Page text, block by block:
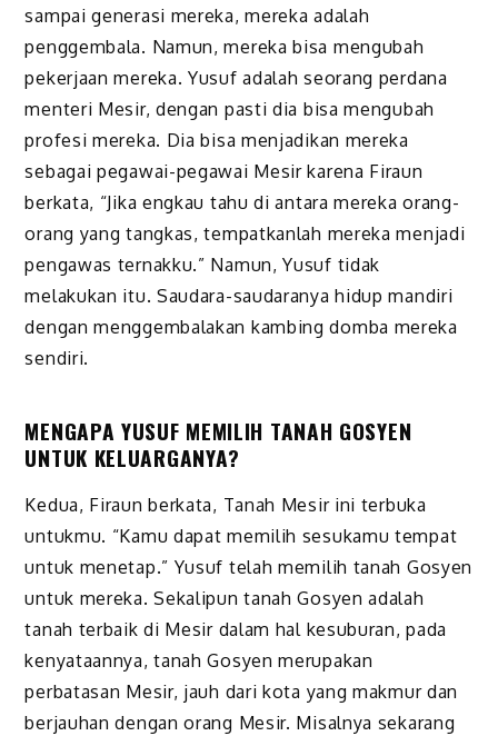
sampai generasi mereka, mereka adalah
penggembala. Namun, mereka bisa mengubah
pekerjaan mereka. Yusuf adalah seorang perdana
menteri Mesir, dengan pasti dia bisa mengubah
profesi mereka. Dia bisa menjadikan mereka
sebagai pegawai-pegawai Mesir karena Firaun
berkata, “Jika engkau tahu di antara mereka orang-
orang yang tangkas, tempatkanlah mereka menjadi
pengawas ternakku.” Namun, Yusuf tidak
melakukan itu. Saudara-saudaranya hidup mandiri
dengan menggembalakan kambing domba mereka
sendiri.
MENGAPA YUSUF MEMILIH TANAH GOSYEN
UNTUK KELUARGANYA?
Kedua, Firaun berkata, Tanah Mesir ini terbuka
untukmu. “Kamu dapat memilih sesukamu tempat
untuk menetap.” Yusuf telah memilih tanah Gosyen
untuk mereka. Sekalipun tanah Gosyen adalah
tanah terbaik di Mesir dalam hal kesuburan, pada
kenyataannya, tanah Gosyen merupakan
perbatasan Mesir, jauh dari kota yang makmur dan
berjauhan dengan orang Mesir. Misalnya sekarang